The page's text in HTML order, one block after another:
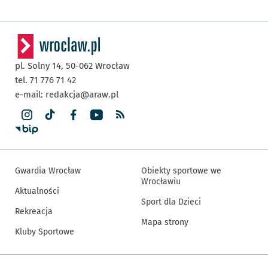
pl. Solny 14, 50-062 Wrocław
tel. 71 776 71 42
e-mail: redakcja@araw.pl
Gwardia Wrocław
Aktualności
Rekreacja
Kluby Sportowe
Obiekty sportowe we
Wrocławiu
Sport dla Dzieci
Mapa strony